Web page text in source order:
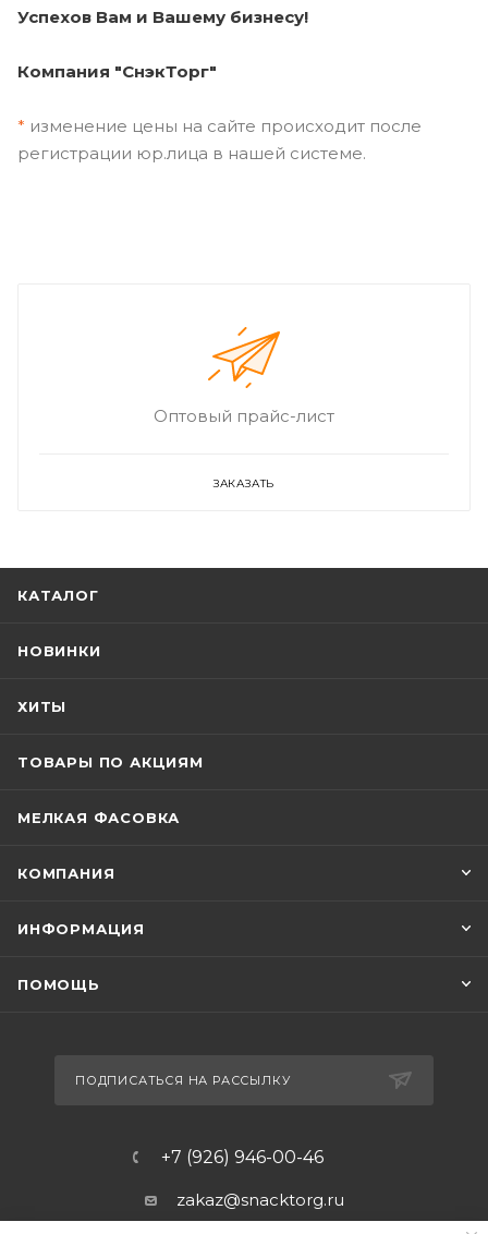
Успехов Вам и Вашему бизнесу!
Компания "СнэкТорг"
* изменение цены на сайте происходит после
регистрации юр.лица в нашей системе.
Оптовый прайс-лист
ЗАКАЗАТЬ
КАТАЛОГ
НОВИНКИ
ХИТЫ
ТОВАРЫ ПО АКЦИЯМ
МЕЛКАЯ ФАСОВКА
КОМПАНИЯ
ИНФОРМАЦИЯ
ПОМОЩЬ
ПОДПИСАТЬСЯ НА РАССЫЛКУ
+7 (926) 946-00-46
zakaz@snacktorg.ru